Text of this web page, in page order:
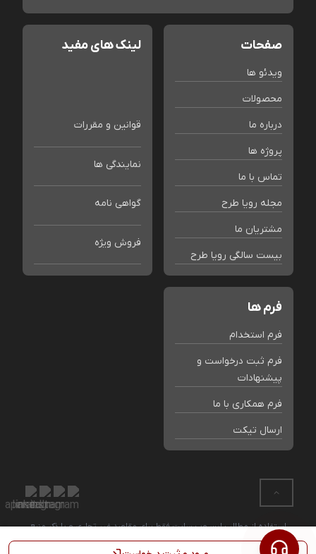
صفحات
ویدئو ها
محصولات
درباره ما
پروژه ها
تماس با ما
مجله رویا طرح
مشتریان ما
بیست سالگی رویا طرح
لینک های مفید
قوانین و مقررات
نمایندگی ها
گواهی نامه
فروش ویژه
فرم ها
فرم استخدام
فرم ثبت درخواست و
پیشنهادات
فرم همکاری با ما
ارسال تیکت
استفاده از مطالب این وب سایت فقط برای مقاصد غیر تجاری و با ذکر منبع
بلامانع است. کلیه حقوق این سایت متعلق به فروشگاه رویا طرح می باشد.